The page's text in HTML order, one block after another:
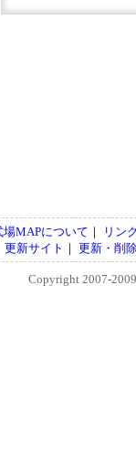
場MAPについて ｜
リン
更新サイト ｜ 更新・削
Copyright 2007-